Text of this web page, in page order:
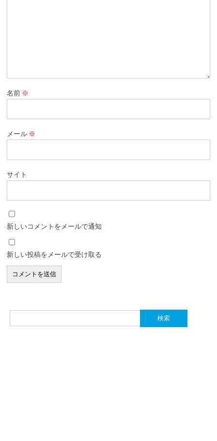
名前 ※
メール ※
サイト
新しいコメントをメールで通知
新しい投稿をメールで受け取る
索: